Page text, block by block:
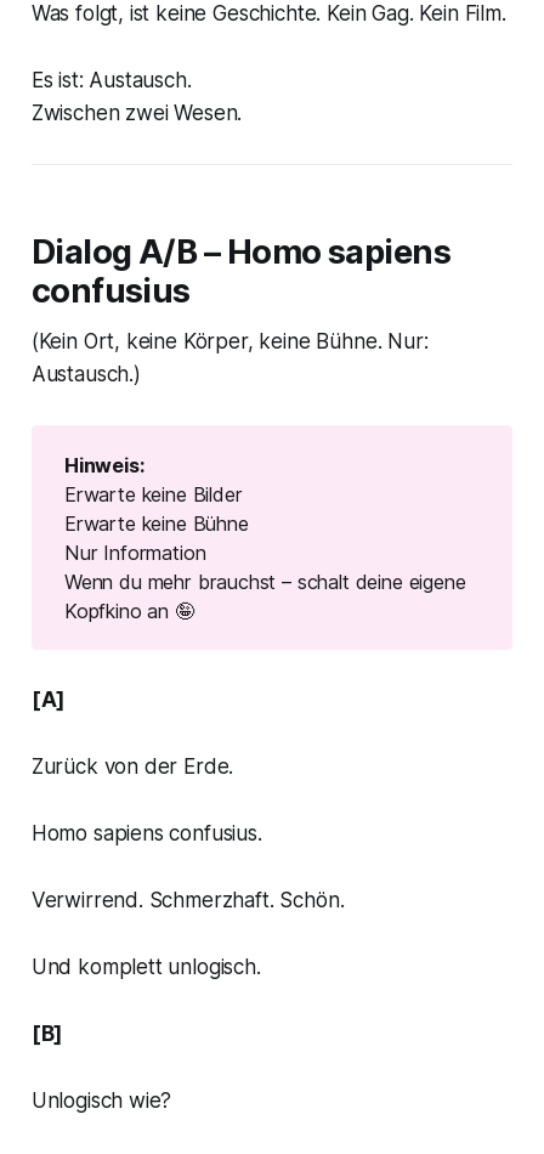
Was folgt, ist keine Geschichte. Kein Gag. Kein Film.
Es ist: Austausch.
Zwischen zwei Wesen.
Dialog A/B – Homo sapiens
confusius
(Kein Ort, keine Körper, keine Bühne. Nur:
Austausch.)
Hinweis:
Erwarte keine Bilder
Erwarte keine Bühne
Nur Information
Wenn du mehr brauchst – schalt deine eigene
Kopfkino an 🤪
[A]
Zurück von der Erde.
Homo sapiens confusius.
Verwirrend. Schmerzhaft. Schön.
Und komplett unlogisch.
[B]
Unlogisch wie?